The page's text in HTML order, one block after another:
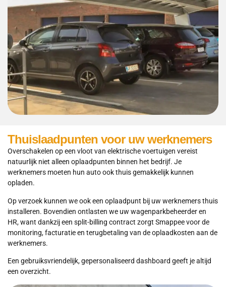
Thuislaadpunten voor uw werknemers
Overschakelen op een vloot van elektrische voertuigen vereist
natuurlijk niet alleen oplaadpunten binnen het bedrijf. Je
werknemers moeten hun auto ook thuis gemakkelijk kunnen
opladen.
Op verzoek kunnen we ook een oplaadpunt bij uw werknemers thuis
installeren. Bovendien ontlasten we uw wagenparkbeheerder en
HR, want dankzij een split-billing contract zorgt Smappee voor de
monitoring, facturatie en terugbetaling van de oplaadkosten aan de
werknemers.
Een gebruiksvriendelijk, gepersonaliseerd dashboard geeft je altijd
een overzicht.